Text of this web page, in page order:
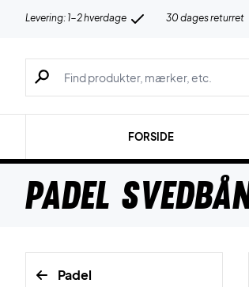
Levering: 1-2 hverdage 30 dages returret
Søg efter produkter, mærker etc.
FORSIDE
Padel
Padel